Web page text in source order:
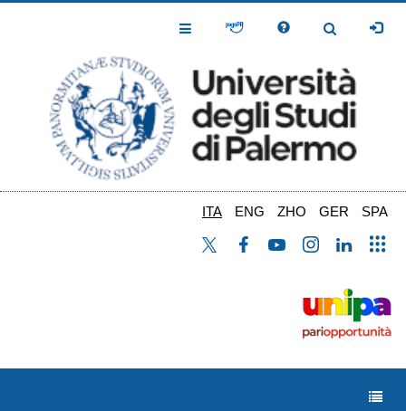
Toggle
Toggle
ITA ENG ZHO GER SPA